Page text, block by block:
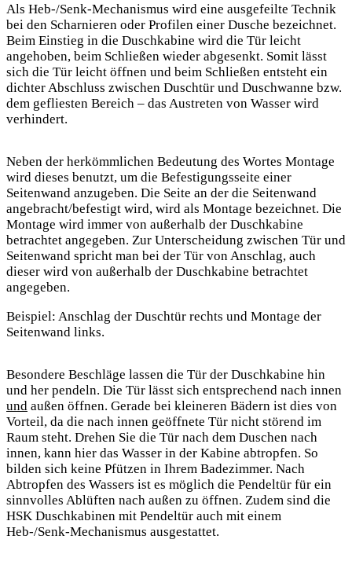
Als Heb-/Senk-Mechanismus wird eine ausgefeilte Technik
bei den Scharnieren oder Profilen einer Dusche bezeichnet.
Beim Einstieg in die Duschkabine wird die Tür leicht
angehoben, beim Schließen wieder abgesenkt. Somit lässt
sich die Tür leicht öffnen und beim Schließen entsteht ein
dichter Abschluss zwischen Duschtür und Duschwanne bzw.
dem gefliesten Bereich – das Austreten von Wasser wird
verhindert.
Neben der herkömmlichen Bedeutung des Wortes Montage
wird dieses benutzt, um die Befestigungsseite einer
Seitenwand anzugeben. Die Seite an der die Seitenwand
angebracht/befestigt wird, wird als Montage bezeichnet. Die
Montage wird immer von außerhalb der Duschkabine
betrachtet angegeben. Zur Unterscheidung zwischen Tür und
Seitenwand spricht man bei der Tür von Anschlag, auch
dieser wird von außerhalb der Duschkabine betrachtet
angegeben.
Beispiel: Anschlag der Duschtür rechts und Montage der
Seitenwand links.
Besondere Beschläge lassen die Tür der Duschkabine hin
und her pendeln. Die Tür lässt sich entsprechend nach innen
und außen öffnen. Gerade bei kleineren Bädern ist dies von
Vorteil, da die nach innen geöffnete Tür nicht störend im
Raum steht. Drehen Sie die Tür nach dem Duschen nach
innen, kann hier das Wasser in der Kabine abtropfen. So
bilden sich keine Pfützen in Ihrem Badezimmer. Nach
Abtropfen des Wassers ist es möglich die Pendeltür für ein
sinnvolles Ablüften nach außen zu öffnen. Zudem sind die
HSK Duschkabinen mit Pendeltür auch mit einem
Heb-/Senk-Mechanismus ausgestattet.